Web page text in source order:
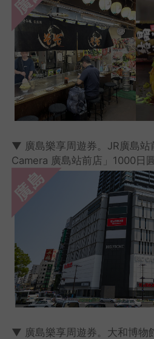
▼ 廣島樂享周遊券。JR廣島站
Camera 廣島站前店」1000日
▼ 廣島樂享周遊券。大和博物